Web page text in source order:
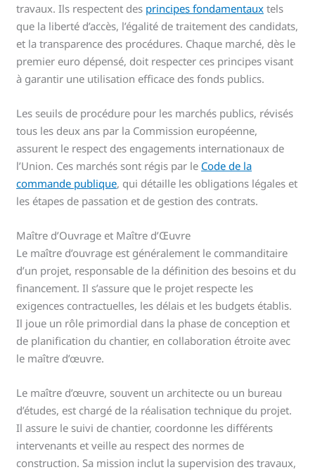
travaux. Ils respectent des principes fondamentaux tels
que la liberté d’accès, l’égalité de traitement des candidats,
et la transparence des procédures. Chaque marché, dès le
premier euro dépensé, doit respecter ces principes visant
à garantir une utilisation efficace des fonds publics.
Les seuils de procédure pour les marchés publics, révisés
tous les deux ans par la Commission européenne,
assurent le respect des engagements internationaux de
l’Union. Ces marchés sont régis par le Code de la
commande publique, qui détaille les obligations légales et
les étapes de passation et de gestion des contrats.
Maître d’Ouvrage et Maître d’Œuvre
Le maître d’ouvrage est généralement le commanditaire
d’un projet, responsable de la définition des besoins et du
financement. Il s’assure que le projet respecte les
exigences contractuelles, les délais et les budgets établis.
Il joue un rôle primordial dans la phase de conception et
de planification du chantier, en collaboration étroite avec
le maître d’œuvre.
Le maître d’œuvre, souvent un architecte ou un bureau
d’études, est chargé de la réalisation technique du projet.
Il assure le suivi de chantier, coordonne les différents
intervenants et veille au respect des normes de
construction. Sa mission inclut la supervision des travaux,